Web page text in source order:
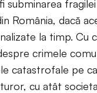
subminarea
România, dacă
la timp. Cu
crimele
catastrofale pe
cu atât